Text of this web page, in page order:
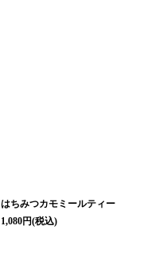
はちみつカモミールティー
1,080円(税込)